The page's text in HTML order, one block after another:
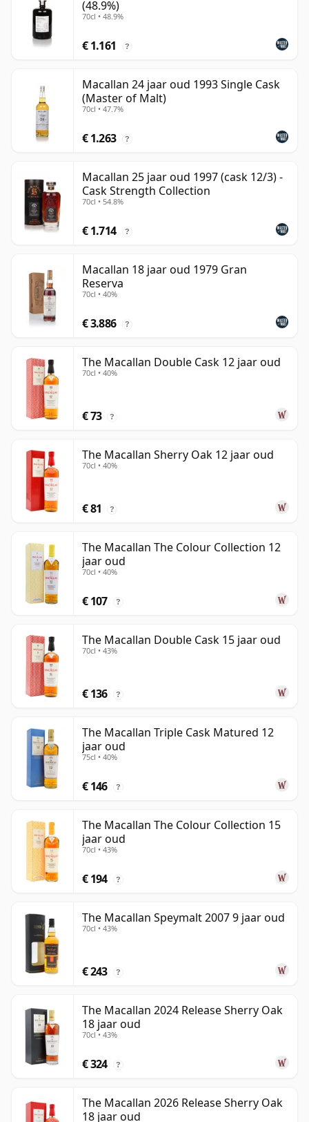
(48.9%)
70cl • 48.9%
€ 1.161 ?
Macallan 24 jaar oud 1993 Single Cask
(Master of Malt)
70cl • 47.7%
€ 1.263 ?
Macallan 25 jaar oud 1997 (cask 12/3) -
Cask Strength Collection
70cl • 54.8%
€ 1.714 ?
Macallan 18 jaar oud 1979 Gran
Reserva
70cl • 40%
€ 3.886 ?
The Macallan Double Cask 12 jaar oud
70cl • 40%
€ 73 ?
The Macallan Sherry Oak 12 jaar oud
70cl • 40%
€ 81 ?
The Macallan The Colour Collection 12
jaar oud
70cl • 40%
€ 107 ?
The Macallan Double Cask 15 jaar oud
70cl • 43%
€ 136 ?
The Macallan Triple Cask Matured 12
jaar oud
75cl • 40%
€ 146 ?
The Macallan The Colour Collection 15
jaar oud
70cl • 43%
€ 194 ?
The Macallan Speymalt 2007 9 jaar oud
70cl • 43%
€ 243 ?
The Macallan 2024 Release Sherry Oak
18 jaar oud
70cl • 43%
€ 324 ?
The Macallan 2026 Release Sherry Oak
18 jaar oud